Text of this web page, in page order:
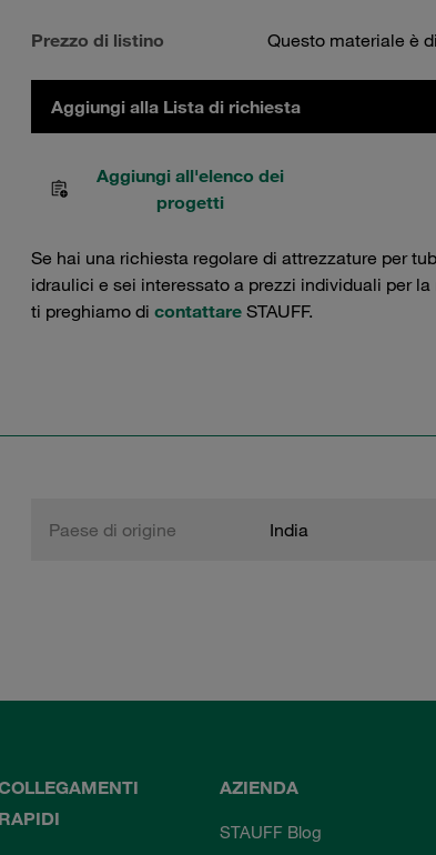
Prezzo di listino Questo materiale è
Aggiungi alla Lista di richiesta
Aggiungi all'elenco dei
progetti
Se hai una richiesta regolare di attrezzature per
idraulici e sei interessato a prezzi individuali per
ti preghiamo di contattare STAUFF.
Paese di origine India
RAPIDI
AZIENDA
STAUFF Blog